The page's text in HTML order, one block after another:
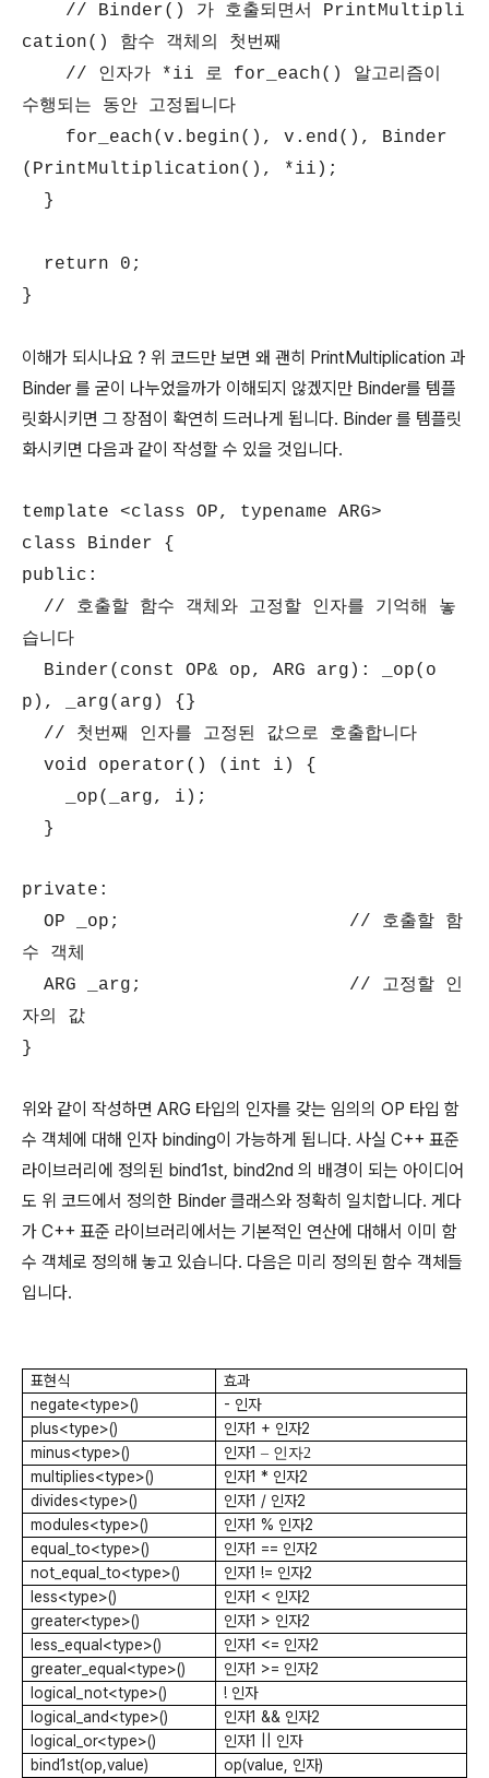
// Binder() 가 호출되면서 PrintMultipli
cation() 함수 객체의 첫번째
// 인자가 *ii 로 for_each() 알고리즘이
수행되는 동안 고정됩니다
for_each(v.begin(), v.end(), Binder
(PrintMultiplication(), *ii);
}
return 0;
}
이해가 되시나요 ? 위 코드만 보면 왜 괜히 PrintMultiplication 과
Binder 를 굳이 나누었을까가 이해되지 않겠지만 Binder를 템플
릿화시키면 그 장점이 확연히 드러나게 됩니다. Binder 를 템플릿
화시키면 다음과 같이 작성할 수 있을 것입니다.
template <class OP, typename ARG>
class Binder {
public:
// 호출할 함수 객체와 고정할 인자를 기억해 놓
습니다
Binder(const OP& op, ARG arg): _op(o
p), _arg(arg) {}
// 첫번째 인자를 고정된 값으로 호출합니다
void operator() (int i) {
_op(_arg, i);
}
private:
OP _op; // 호출할 함
수 객체
ARG _arg; // 고정할 인
자의 값
}
위와 같이 작성하면 ARG 타입의 인자를 갖는 임의의 OP 타입 함
수 객체에 대해 인자 binding이 가능하게 됩니다. 사실 C++ 표준
라이브러리에 정의된 bind1st, bind2nd 의 배경이 되는 아이디어
도 위 코드에서 정의한 Binder 클래스와 정확히 일치합니다. 게다
가 C++ 표준 라이브러리에서는 기본적인 연산에 대해서 이미 함
수 객체로 정의해 놓고 있습니다. 다음은 미리 정의된 함수 객체들
입니다.
표현식
효과
negate<type>()
- 인자
plus<type>()
인자1 + 인자2
minus<type>()
인자1– 인자2
multiplies<type>()
인자1 * 인자2
divides<type>()
인자1 / 인자2
modules<type>()
인자1 % 인자2
equal_to<type>()
인자1 == 인자2
not_equal_to<type>()
인자1 != 인자2
less<type>()
인자1 < 인자2
greater<type>()
인자1 > 인자2
less_equal<type>()
인자1 <= 인자2
greater_equal<type>()
인자1 >= 인자2
logical_not<type>()
! 인자
logical_and<type>()
인자1 && 인자2
logical_or<type>()
인자1 || 인자
bind1st(op,value)
op(value, 인자)